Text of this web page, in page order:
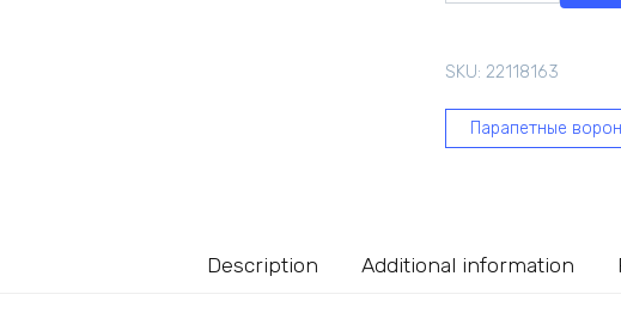
Fachmann
VC-
PVC
quantity
SKU: 22118163
Парапетные
Description Additional information